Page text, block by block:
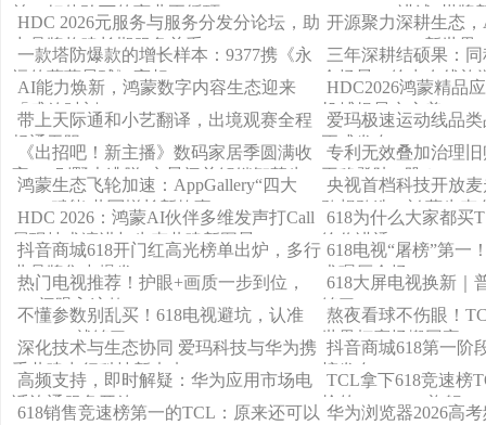
益，好体验下的商业正循环
HDC 2026讲述“棋牌
HDC 2026元服务与服务分发分论坛，助
力品牌构建长期服务关系
开源聚力深耕生态
OpenHarmony新世界
一款塔防爆款的增长样本：9377携《永
远的蔚蓝星球》亮相HDC 2026
三年深耕结硕果：
全场景，给出在线旅
AI能力焕新，鸿蒙数字内容生态迎来
「盛放时刻」
HDC2026鸿蒙精品
机捕捉星空之美
带上天际通和小艺翻译，出境观赛全程
畅通无阻
爱玛极速运动线品
正式发布！
《出招吧！新主播》数码家居季圆满收
官，“别墅大逃脱”实景闯关解锁智慧生
活“家”
专利无效叠加治理
平稳登陆A股？
鸿蒙生态飞轮加速：AppGallery“四大
Skill”赋能 共写增长新故事
央视首档科技开放
敢想敢造，鸿蒙生态
HDC 2026：鸿蒙AI伙伴多维发声打Call
展现技术演进与生态共建新图景
618为什么大家都买
给你讲透！
抖音商城618开门红高光榜单出炉，多行
业品牌集中爆发
618电视“屠榜”第一
术碾压全场
热门电视推荐！护眼+画质一步到位，
618闭眼入这款
618大屏电视换新｜
够了
不懂参数别乱买！618电视避坑，认准
T7M Pro就够了
熬夜看球不伤眼！
世界杯赛场搬回家
深化技术与生态协同 爱玛科技与华为携
手共建出行科技新未来
抖音商城618第一阶
榜发布！
高频支持，即时解疑：华为应用市场电
话沟通服务开放
TCL拿下618竞速榜
抢的Mini LED旗舰
618销售竞速榜第一的TCL：原来还可以 华为浏览器2026高